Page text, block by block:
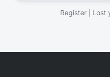
Register Lost